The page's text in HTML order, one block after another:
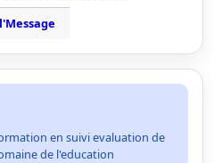
en suivi evaluation de
de l'education